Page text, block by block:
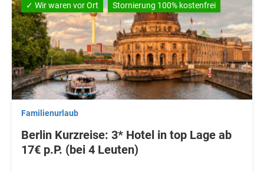
✓ Wir waren vor Ort Stornierung 100% kostenfrei
Familienurlaub
Berlin Kurzreise: 3* Hotel in top Lage ab
17€ p.P. (bei 4 Leuten)